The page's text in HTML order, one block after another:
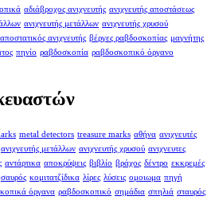
αδιάβροχος ανιχνευτής ανιχνευτής αποστάσεως
ανιχνευτής μετάλλων ανιχνευτής χρυσού
αποστατικός ανιχνευτής βέργες ραβδοσκοπίας μαγνήτης
πηνίο ραβδοσκοπία ραβδοσκοπικό όργανο
metal detectors treasure marks αθήνα ανιχνευτές
ανιχνευτής μετάλλων ανιχνευτής χρυσού ανιχνευτες
αντάρτικα αποκρύψεις βιβλίο βράχος δέντρο εκκρεμές
κομιτατζίδικα λίρες λύσεις ομοιωμα πηγή
όργανα ραβδοσκοπικό σημάδια σπηλιά σταυρός